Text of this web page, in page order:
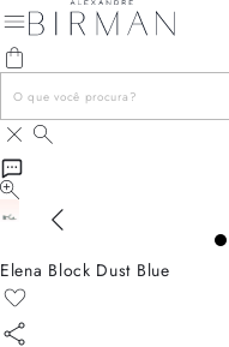
Elena Block Dust Blue